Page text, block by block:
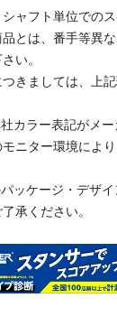
ャフト単位でのス
とは、番手等異
い。
きましては、上
カラー表記がメー
ニター環境によ
ッケージ・デザ
承ください。